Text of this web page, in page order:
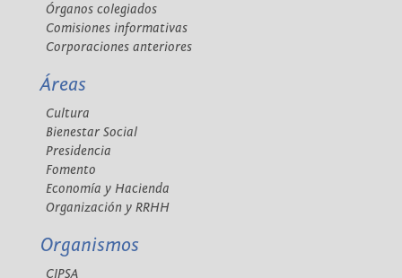
Órganos colegiados
Comisiones informativas
Corporaciones anteriores
Áreas
Cultura
Bienestar Social
Presidencia
Fomento
Economía y Hacienda
Organización y RRHH
Organismos
CIPSA